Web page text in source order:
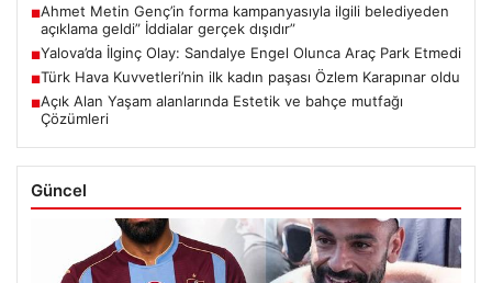
■Ahmet Metin Genç’in forma kampanyasıyla ilgili belediyeden
açıklama geldi” İddialar gerçek dışıdır”
■Yalova’da İlginç Olay: Sandalye Engel Olunca Araç Park Etmedi
■Türk Hava Kuvvetleri’nin ilk kadın paşası Özlem Karapınar oldu
■Açık Alan Yaşam alanlarında Estetik ve bahçe mutfağı
Çözümleri
Güncel